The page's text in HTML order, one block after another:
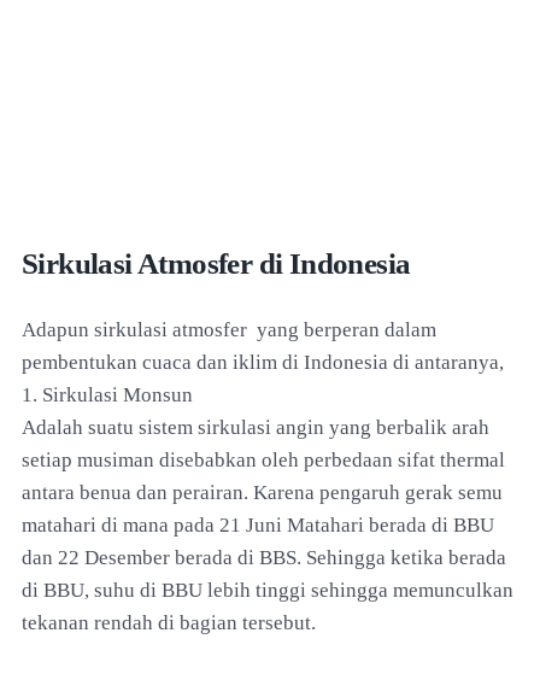
Sirkulasi Atmosfer di Indonesia
Adapun sirkulasi atmosfer yang berperan dalam
pembentukan cuaca dan iklim di Indonesia di antaranya,
1. Sirkulasi Monsun
Adalah suatu sistem sirkulasi angin yang berbalik arah
setiap musiman disebabkan oleh perbedaan sifat thermal
antara benua dan perairan. Karena pengaruh gerak semu
matahari di mana pada 21 Juni Matahari berada di BBU
dan 22 Desember berada di BBS. Sehingga ketika berada
di BBU, suhu di BBU lebih tinggi sehingga memunculkan
tekanan rendah di bagian tersebut.